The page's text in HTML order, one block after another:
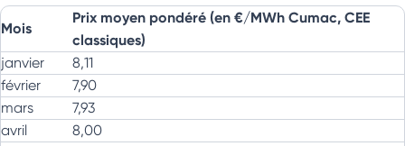
Mois
Prix moyen pondéré (en €/MWh Cumac, CEE
classiques)
janvier
8,11
février
7,90
mars
7,93
avril
8,00